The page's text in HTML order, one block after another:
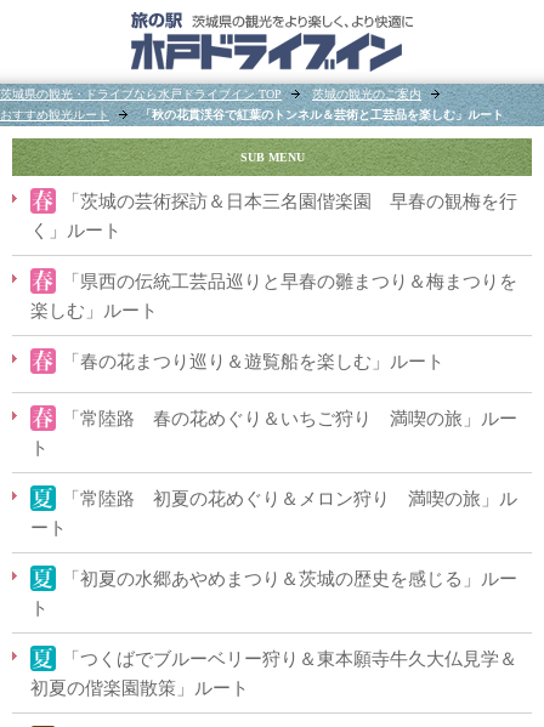
茨城県の観光・ドライブなら水戸ドライブイン TOP
茨城の観光のご案内
おすすめ観光ルート
「秋の花貫渓谷で紅葉のトンネル＆芸術と工芸品を楽しむ」ルート
SUB MENU
「茨城の芸術探訪＆日本三名園偕楽園 早春の観梅を行
く」ルート
「県西の伝統工芸品巡りと早春の雛まつり＆梅まつりを
楽しむ」ルート
「春の花まつり巡り＆遊覧船を楽しむ」ルート
「常陸路 春の花めぐり＆いちご狩り 満喫の旅」ルー
ト
「常陸路 初夏の花めぐり＆メロン狩り 満喫の旅」ル
ート
「初夏の水郷あやめまつり＆茨城の歴史を感じる」ルー
ト
「つくばでブルーベリー狩り＆東本願寺牛久大仏見学＆
初夏の偕楽園散策」ルート